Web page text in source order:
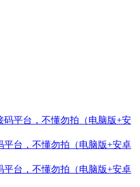
平台，不懂勿拍（电脑版+安卓
平台，不懂勿拍（电脑版+安卓